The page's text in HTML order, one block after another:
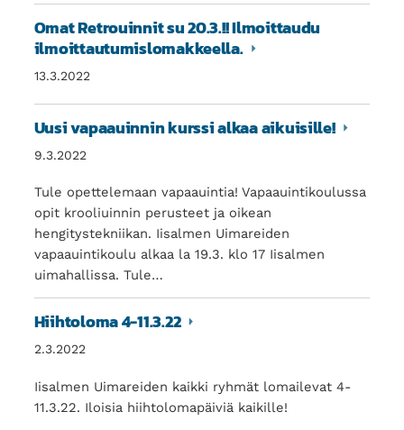
Omat Retrouinnit su 20.3.!! Ilmoittaudu
ilmoittautumislomakkeella.
13.3.2022
Uusi vapaauinnin kurssi alkaa aikuisille!
9.3.2022
Tule opettelemaan vapaauintia! Vapaauintikoulussa
opit krooliuinnin perusteet ja oikean
hengitystekniikan. Iisalmen Uimareiden
vapaauintikoulu alkaa la 19.3. klo 17 Iisalmen
uimahallissa. Tule…
Hiihtoloma 4-11.3.22
2.3.2022
Iisalmen Uimareiden kaikki ryhmät lomailevat 4-
11.3.22. Iloisia hiihtolomapäiviä kaikille!